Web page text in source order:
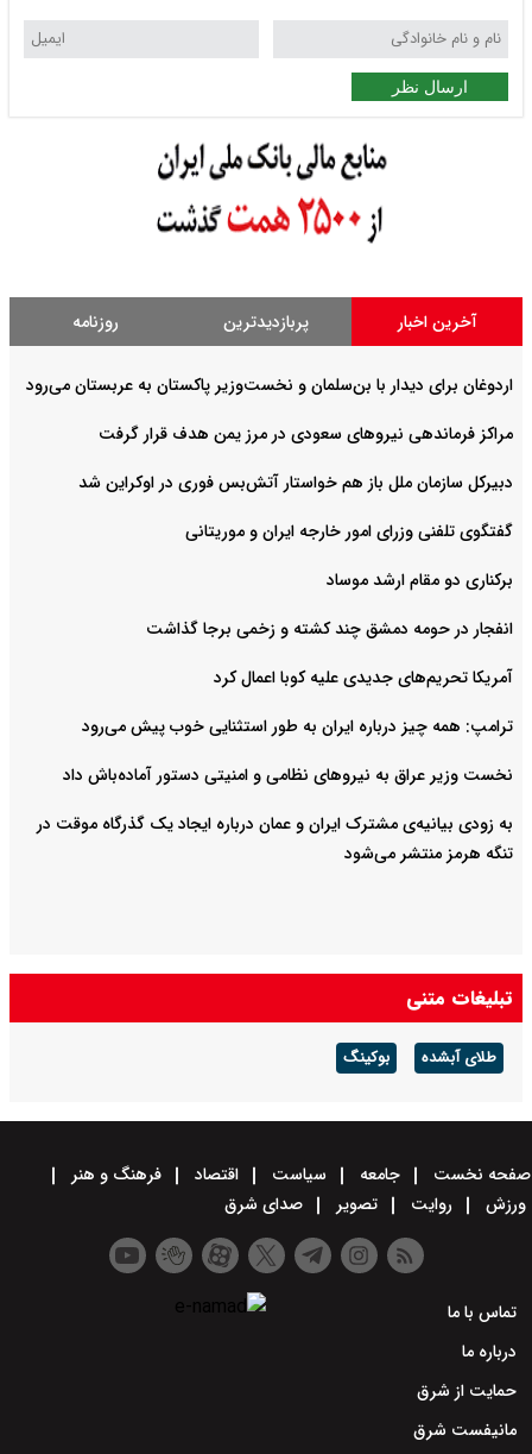
ارسال نظر
آخرین اخبار پربازدیدترین روزنامه
اردوغان برای دیدار با بن‌سلمان و نخست‌وزیر پاکستان به عربستان می‌رود
مراکز فرماندهی نیروهای سعودی در مرز یمن هدف قرار گرفت
دبیرکل سازمان ملل باز هم خواستار آتش‌بس فوری در اوکراین شد
گفتگوی تلفنی وزرای امور خارجه ایران و موریتانی
برکناری دو مقام ارشد موساد
انفجار در حومه دمشق چند کشته و زخمی برجا گذاشت
آمریکا تحریم‌های جدیدی علیه کوبا اعمال کرد
ترامپ: همه چیز درباره ایران به طور استثنایی خوب پیش می‌رود
نخست وزیر عراق به نیروهای نظامی و امنیتی دستور آماده‌باش داد
به زودی بیانیه‌ی مشترک ایران و عمان درباره ایجاد یک گذرگاه موقت در
تنگه هرمز منتشر می‌شود
تبلیغات متنی
طلای آبشده بوکینگ
صفحه نخست جامعه سیاست اقتصاد
فرهنگ و هنر
ورزش
روایت تصویر صدای شرق
تماس با ما
درباره ما
حمایت از شرق
مانیفست شرق